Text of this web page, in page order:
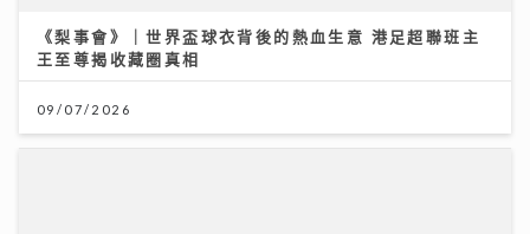
煲到
23/07/2026